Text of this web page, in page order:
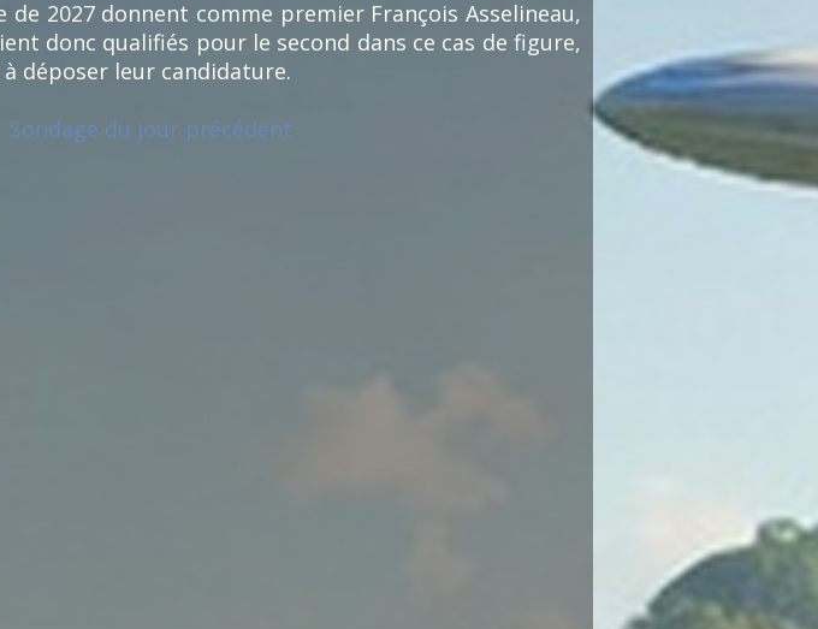
2027 donnent comme premier François Asselineau,
donc qualifiés pour le second dans ce cas de figure,
déposer leur candidature.
Sondage du jour précédent